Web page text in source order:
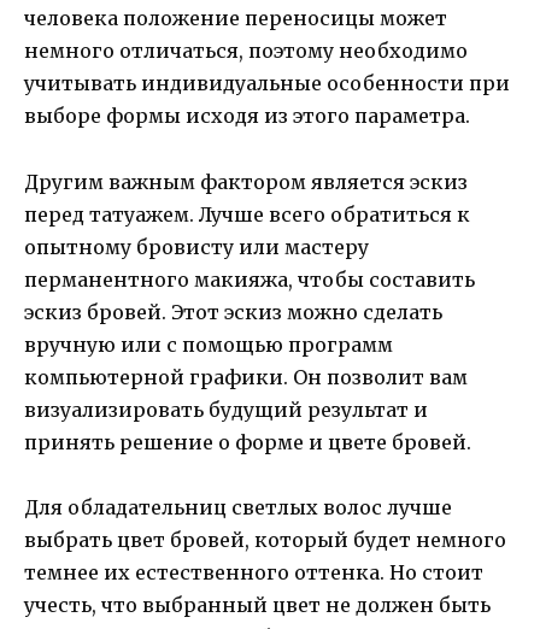
человека положение переносицы может
немного отличаться, поэтому необходимо
учитывать индивидуальные особенности при
выборе формы исходя из этого параметра.
Другим важным фактором является эскиз
перед татуажем. Лучше всего обратиться к
опытному бровисту или мастеру
перманентного макияжа, чтобы составить
эскиз бровей. Этот эскиз можно сделать
вручную или с помощью программ
компьютерной графики. Он позволит вам
визуализировать будущий результат и
принять решение о форме и цвете бровей.
Для обладательниц светлых волос лучше
выбрать цвет бровей, который будет немного
темнее их естественного оттенка. Но стоит
учесть, что выбранный цвет не должен быть